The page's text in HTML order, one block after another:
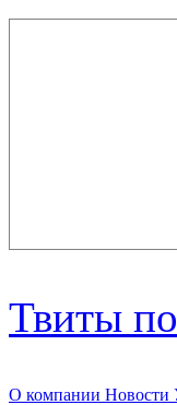
Твиты
О компании Новости